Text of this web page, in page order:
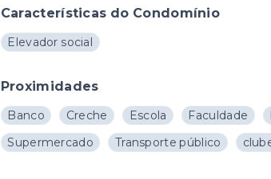
Características do Condomínio
Elevador social
Proximidades
Banco Creche Escola Faculdade
Supermercado
Transporte público